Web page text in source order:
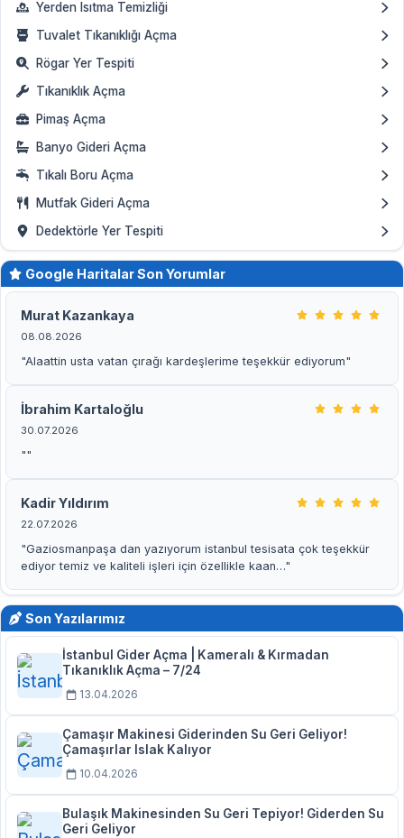
Yerden Isıtma Temizliği
Tuvalet Tıkanıklığı Açma
Rögar Yer Tespiti
Tıkanıklık Açma
Pimaş Açma
Banyo Gideri Açma
Tıkalı Boru Açma
Mutfak Gideri Açma
Dedektörle Yer Tespiti
Google Haritalar Son Yorumlar
Murat Kazankaya
08.08.2026
"Alaattin usta vatan çırağı kardeşlerime teşekkür ediyorum"
İbrahim Kartaloğlu
30.07.2026
""
Kadir Yıldırım
22.07.2026
"Gaziosmanpaşa dan yazıyorum istanbul tesisata çok teşekkür
ediyor temiz ve kaliteli işleri için özellikle kaan…"
Son Yazılarımız
İstanbul Gider Açma | Kameralı & Kırmadan
Tıkanıklık Açma – 7/24
13.04.2026
Çamaşır Makinesi Giderinden Su Geri Geliyor!
Çamaşırlar Islak Kalıyor
10.04.2026
Bulaşık Makinesinden Su Geri Tepiyor! Giderden Su
Geri Geliyor